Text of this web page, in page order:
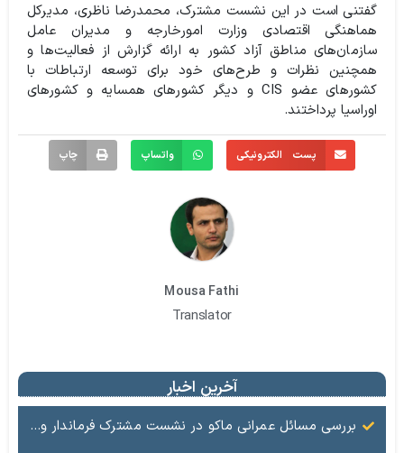
گفتنی است در این نشست مشترک، محمدرضا ناظری، مدیرکل
هماهنگی اقتصادی وزارت امورخارجه و مدیران عامل
سازمان‌های مناطق آزاد کشور به ارائه گزارش از فعالیت‌ها و
همچنین نظرات و طرح‌های خود برای توسعه ارتباطات با
کشورهای عضو CIS و دیگر کشورهای همسایه و کشورهای
اوراسیا پرداختند.
پست الکترونیکی واتساپ چاپ
Mousa Fathi
Translator
آخرین اخبار
بررسی مسائل عمرانی ماکو در نشست مشترک فرماندار و معاون عمرانی منطقه آزاد